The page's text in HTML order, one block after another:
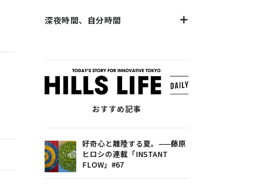
深夜時間、自分時間
おすすめ記事
好奇心と離陸する夏。——藤原
ヒロシの連載「INSTANT
FLOW」#67